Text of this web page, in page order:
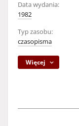
Data wydania:
1982
Typ zasobu:
czasopisma
Więcej